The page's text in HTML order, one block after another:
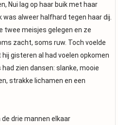
Nui lag op haar buik met haar
alweer halfhard tegen haar dij.
twee meisjes gelegen en ze
zacht, soms ruw. Toch voelde
gisteren al had voelen opkomen
zien dansen: slanke, mooie
strakke lichamen en een
drie mannen elkaar